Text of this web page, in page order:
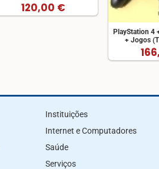
120,00 €
PlayStation 4
+ Jogos
Instituições
Internet e Computadores
Saúde
Serviços